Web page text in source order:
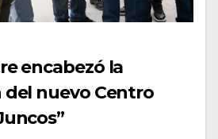
encabezó la
nuevo Centro